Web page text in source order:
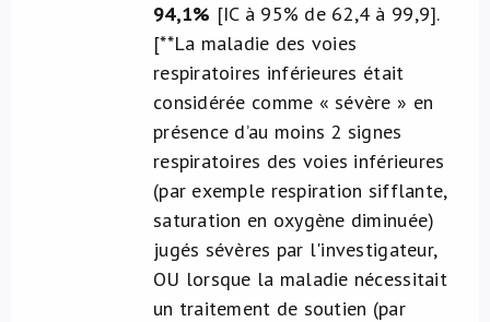
94,1% [IC à 95% de 62,4 à 99,9].
[**La maladie des voies
respiratoires inférieures était
considérée comme « sévère » en
présence d’au moins 2 signes
respiratoires des voies inférieures
(par exemple respiration sifflante,
saturation en oxygène diminuée)
jugés sévères par l'investigateur,
OU lorsque la maladie nécessitait
un traitement de soutien (par